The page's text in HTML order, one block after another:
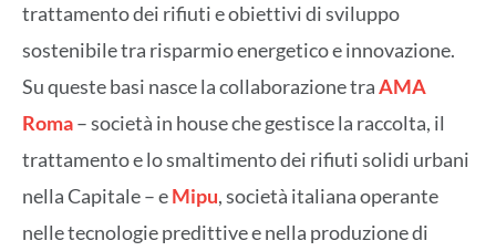
trattamento dei rifiuti e obiettivi di sviluppo
sostenibile tra risparmio energetico e innovazione.
Su queste basi nasce la collaborazione traAMA
Roma– società in house che gestisce la raccolta, il
trattamento e lo smaltimento dei rifiuti solidi urbani
nella Capitale – eMipu, società italiana operante
nelle tecnologie predittive e nella produzione di